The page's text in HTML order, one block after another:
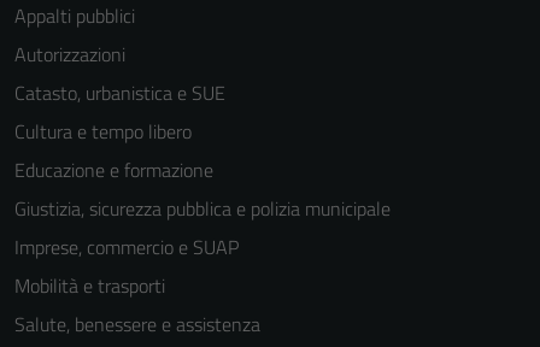
Appalti pubblici
Autorizzazioni
Catasto, urbanistica e SUE
Cultura e tempo libero
Educazione e formazione
Giustizia, sicurezza pubblica e polizia municipale
Imprese, commercio e SUAP
Mobilità e trasporti
Salute, benessere e assistenza